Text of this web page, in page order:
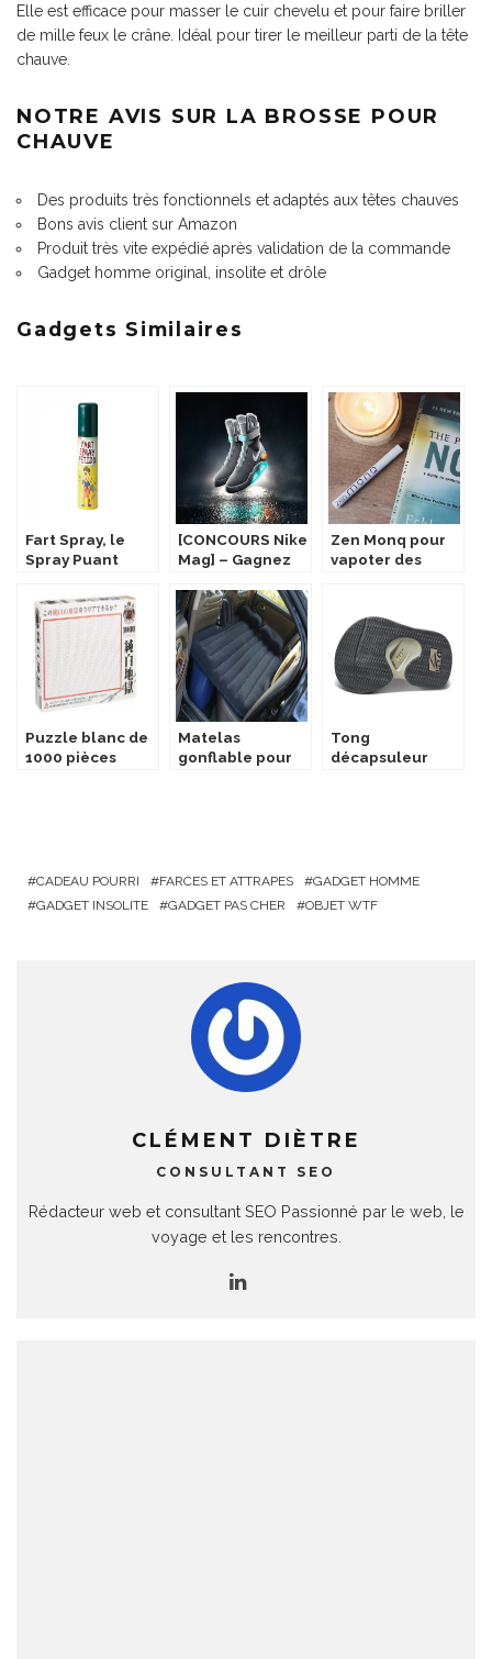
Elle est efficace pour masser le cuir chevelu et pour faire briller
de mille feux le crâne. Idéal pour tirer le meilleur parti de la tête
chauve.
NOTRE AVIS SUR LA BROSSE POUR
CHAUVE
Des produits très fonctionnels et adaptés aux têtes chauves
Bons avis client sur Amazon
Produit très vite expédié après validation de la commande
Gadget homme original, insolite et drôle
Gadgets Similaires
Fart Spray, le
Spray Puant
[CONCOURS Nike
Mag] – Gagnez
de Retour vers le
Futur !
Zen Monq pour
vapoter des
Puzzle blanc de
1000 pièces
Matelas
gonflable pour
Tong
décapsuleur
CADEAU POURRI FARCES ET ATTRAPES
GADGET HOMME
GADGET INSOLITE
GADGET PAS CHER OBJET WTF
CLÉMENT DIÈTRE
CONSULTANT SEO
Rédacteur web et consultant SEO Passionné par le web, le
voyage et les rencontres.